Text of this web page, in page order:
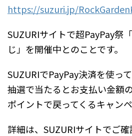
https://suzuri.jp/
SUZURIサイトで超PayPay祭
じ」を開催中とのことです。
SUZURIでPayPay決済を使っ
抽選で当たるとお支払い金額
ポイントで戻ってくるキャンペ
詳細は、SUZURIサイトでご確